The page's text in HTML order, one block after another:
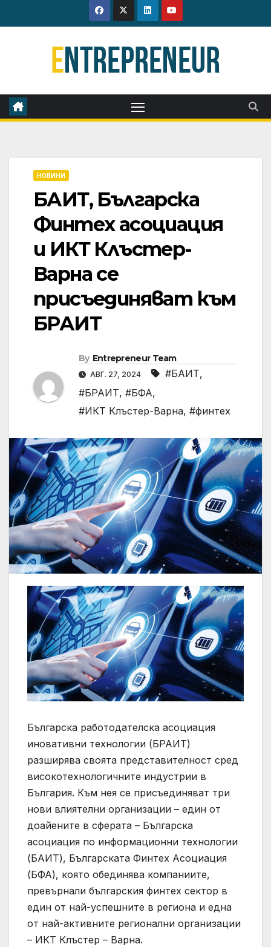
to
НОВИНИ
БАИТ, Българска
Финтех асоциация
и ИКТ Клъстер-
Варна се
присъединяват към
БРАИТ
By Entrepreneur Team
АВГ. 27, 2024 #БАИТ,
#БРАИТ, #БФА,
#ИКТ Клъстер-Варна, #финтех
Българска работодателска асоциация
иновативни технологии (БРАИТ)
разширява своята представителност сред
високотехнологичните индустрии в
България. Към нея се присъединяват три
нови влиятелни организации – един от
доайените в сферата – Българска
асоциация по информационни технологии
(БАИТ), Българската Финтех Асоциация
(БФА), която обединява компаниите,
превърнали българския финтех сектор в
един от най-успешните в региона и една
от най-активните регионални организации
– ИКТ Клъстер – Варна.